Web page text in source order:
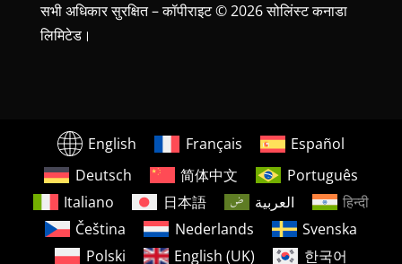
सभी अधिकार सुरक्षित – कॉपीराइट © 2026 सोलिंस्ट कनाडा
लिमिटेड।
English Français
Español
Deutsch
简体中文
Português
Italiano
日本語 العربية
हिन्दी
Čeština
Nederlands
Svenska
Polski
English (UK) 한국어